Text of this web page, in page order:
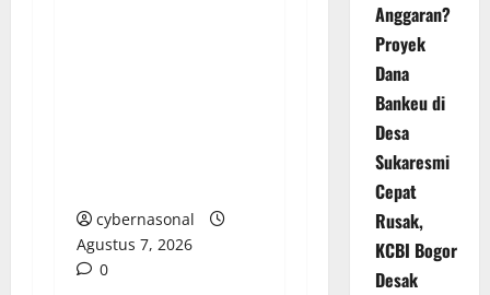
cybernasonal
Agustus 7, 2026
0
Anggaran?
Proyek
Dana
Bankeu di
Desa
Sukaresmi
Cepat
Rusak,
KCBI Bogor
Desak